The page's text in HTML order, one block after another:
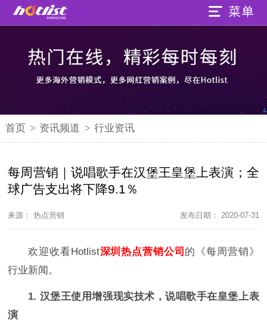
首页 > 资讯频道 > 行业资讯
每周营销｜说唱歌手在汉堡王皇堡上表演；全
球广告支出将下降9.1％
来源： 热点营销 发布日期： 2020-07-31
欢迎收看Hotlist深圳热点营销公司 的《每周营销》
行业新闻。
1. 汉堡王使用增强现实技术，说唱歌手在皇堡上表
演